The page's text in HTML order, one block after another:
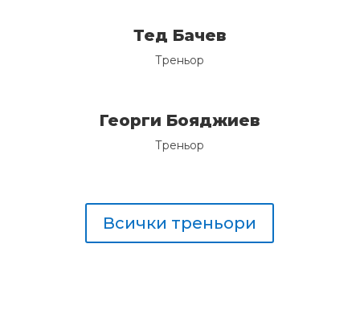
Тед Бачев
Треньор
Георги Бояджиев
Треньор
Всички треньори